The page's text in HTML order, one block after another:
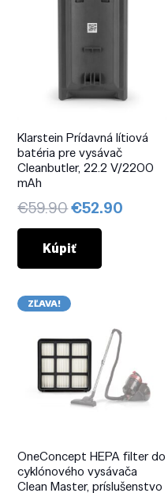
Klarstein Prídavná lítiová
batéria pre vysávač
Cleanbutler, 22.2 V/2200
mAh
€59.90Pôvodná
cena
bola:
€59.90.
€52.90
Kúpiť
ZĽAVA!
OneConcept HEPA filter do
cyklónového vysávača
Clean Master, príslušenstvo